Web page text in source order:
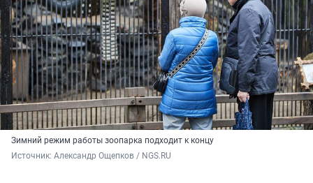
Зимний режим работы зоопарка подходит к концу
Источник: Александр Ощепков / NGS.RU